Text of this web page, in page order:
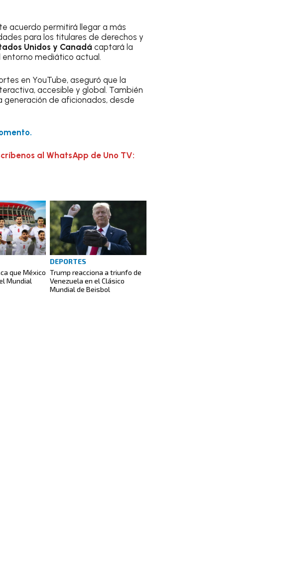
acuerdo permitirá llegar a más
para los titulares de derechos y
Unidos y Canadá captará la
entorno mediático actual.
en YouTube, aseguró que la
accesible y global. También
de aficionados, desde
al WhatsApp de Uno TV:
que México
Mundial
DEPORTES
Trump reacciona a triunfo de
Venezuela en el Clásico
Mundial de Beisbol